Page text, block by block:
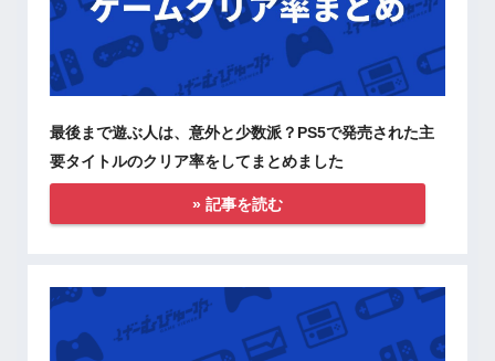
最後まで遊ぶ人は、意外と少数派？PS5で発売された主
要タイトルのクリア率をしてまとめました
» 記事を読む